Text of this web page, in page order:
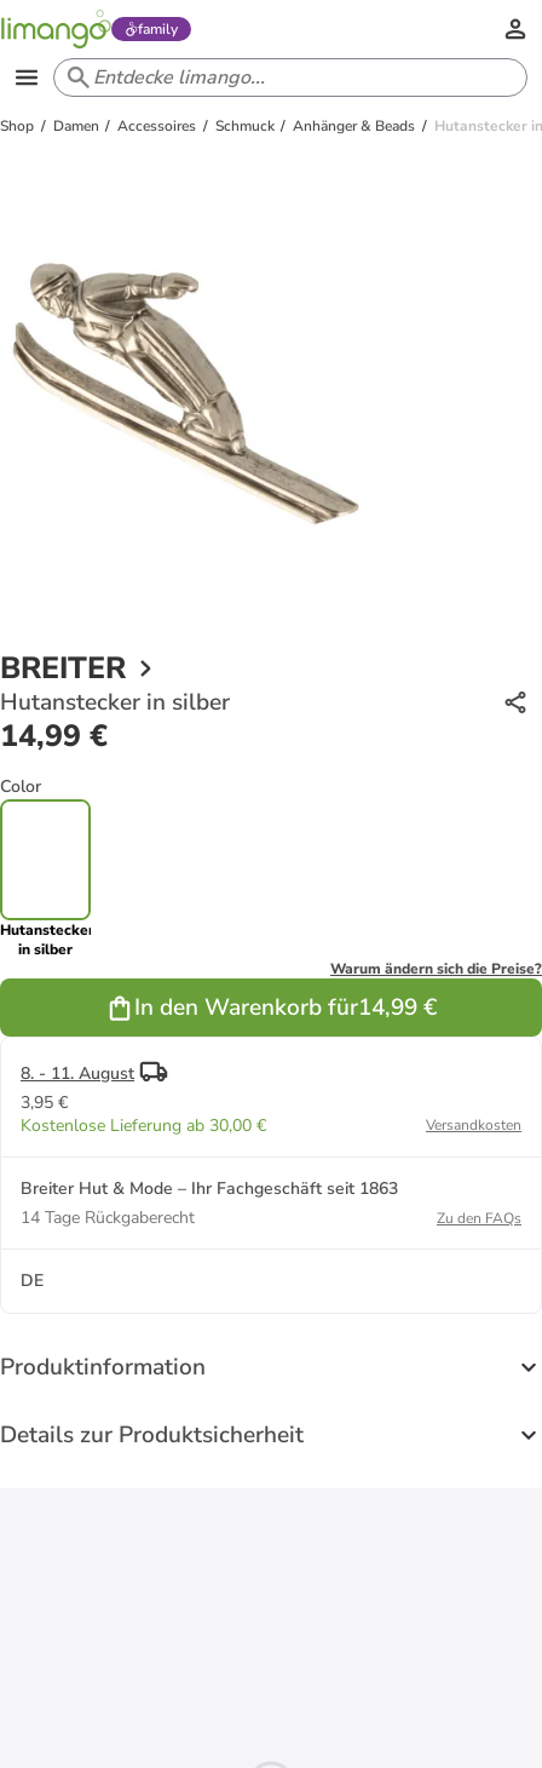
family
Shop Damen Accessoires Schmuck Anhänger & Beads Hutanstecker
BREITER
Hutanstecker in silber
14,99 €
Color
Hutanstecker
in silber
Warum ändern sich die Preise?
In den Warenkorb für14,99 €
8. - 11. August
3,95 €
Kostenlose Lieferung ab 30,00 €
Versandkosten
Breiter Hut & Mode – Ihr Fachgeschäft seit 1863
14 Tage Rückgaberecht
Zu den FAQs
DE
Produktinformation
Details zur Produktsicherheit